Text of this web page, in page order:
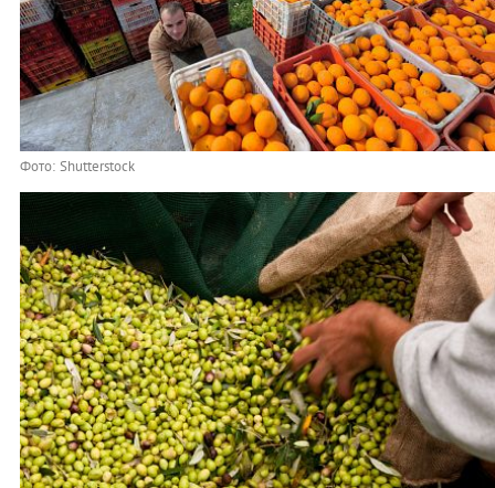
Фото: Shutterstock